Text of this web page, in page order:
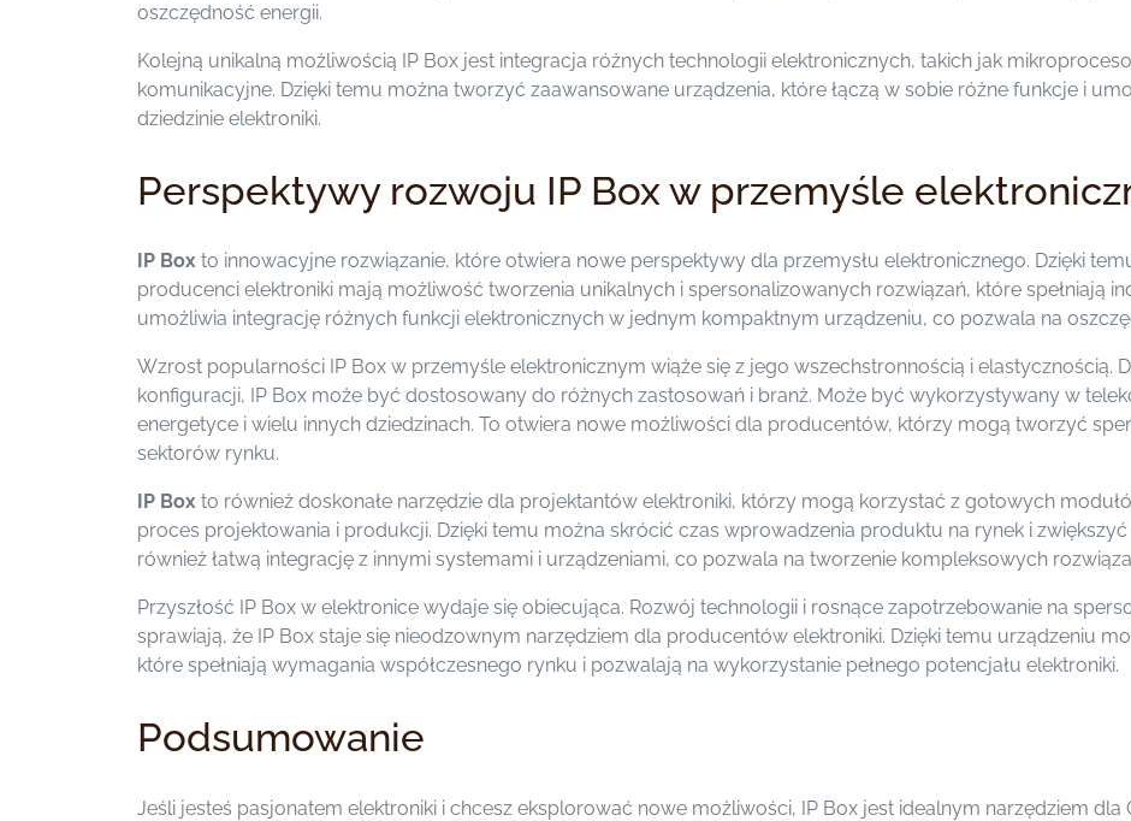
oszczędność energii.
Kolejną unikalną możliwością IP Box jest integracja różnych technologii elektronicznych, takich jak
komunikacyjne. Dzięki temu można tworzyć zaawansowane urządzenia, które łączą w sobie różne funkcje i
dziedzinie elektroniki.
Perspektywy rozwoju IP Box w przemyśle
IP Box to innowacyjne rozwiązanie, które otwiera nowe perspektywy dla przemysłu elektronicznego. Dzięki
producenci elektroniki mają możliwość tworzenia unikalnych i spersonalizowanych rozwiązań, które spełniają
umożliwia integrację różnych funkcji elektronicznych w jednym kompaktnym urządzeniu, co pozwala na
Wzrost popularności IP Box w przemyśle elektronicznym wiąże się z jego wszechstronnością i elastycznością.
konfiguracji, IP Box może być dostosowany do różnych zastosowań i branż. Może być wykorzystywany w
energetyce i wielu innych dziedzinach. To otwiera nowe możliwości dla producentów, którzy mogą tworzyć
sektorów rynku.
IP Box to również doskonałe narzędzie dla projektantów elektroniki, którzy mogą korzystać z gotowych
proces projektowania i produkcji. Dzięki temu można skrócić czas wprowadzenia produktu na rynek i
również łatwą integrację z innymi systemami i urządzeniami, co pozwala na tworzenie kompleksowych
Przyszłość IP Box w elektronice wydaje się obiecująca. Rozwój technologii i rosnące zapotrzebowanie na
sprawiają, że IP Box staje się nieodzownym narzędziem dla producentów elektroniki. Dzięki temu urządzeniu
które spełniają wymagania współczesnego rynku i pozwalają na wykorzystanie pełnego potencjału elektroniki.
Podsumowanie
Jeśli jesteś pasjonatem elektroniki i chcesz eksplorować nowe możliwości, IP Box jest idealnym narzędziem dla